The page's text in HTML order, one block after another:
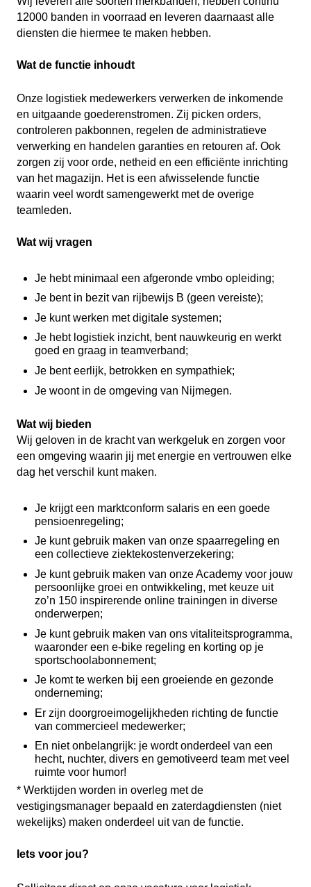
12000 banden in voorraad en leveren daarnaast alle
diensten die hiermee te maken hebben.
Wat de functie inhoudt
Onze logistiek medewerkers verwerken de inkomende
en uitgaande goederenstromen. Zij picken orders,
controleren pakbonnen, regelen de administratieve
verwerking en handelen garanties en retouren af. Ook
zorgen zij voor orde, netheid en een efficiënte inrichting
van het magazijn. Het is een afwisselende functie
waarin veel wordt samengewerkt met de overige
teamleden.
Wat wij vragen
Je hebt minimaal een afgeronde vmbo opleiding;
Je bent in bezit van rijbewijs B (geen vereiste);
Je kunt werken met digitale systemen;
Je hebt logistiek inzicht, bent nauwkeurig en werkt
goed en graag in teamverband;
Je bent eerlijk, betrokken en sympathiek;
Je woont in de omgeving van Nijmegen.
Wat wij bieden
Wij geloven in de kracht van werkgeluk en zorgen voor
een omgeving waarin jij met energie en vertrouwen elke
dag het verschil kunt maken.
Je krijgt een marktconform salaris en een goede
pensioenregeling;
Je kunt gebruik maken van onze spaarregeling en
een collectieve ziektekostenverzekering;
Je kunt gebruik maken van onze Academy voor jouw
persoonlijke groei en ontwikkeling, met keuze uit
zo’n 150 inspirerende online trainingen in diverse
onderwerpen;
Je kunt gebruik maken van ons vitaliteitsprogramma,
waaronder een e-bike regeling en korting op je
sportschoolabonnement;
Je komt te werken bij een groeiende en gezonde
onderneming;
Er zijn doorgroeimogelijkheden richting de functie
van commercieel medewerker;
En niet onbelangrijk: je wordt onderdeel van een
hecht, nuchter, divers en gemotiveerd team met veel
ruimte voor humor!
* Werktijden worden in overleg met de
vestigingsmanager bepaald en zaterdagdiensten (niet
wekelijks) maken onderdeel uit van de functie.
Iets voor jou?